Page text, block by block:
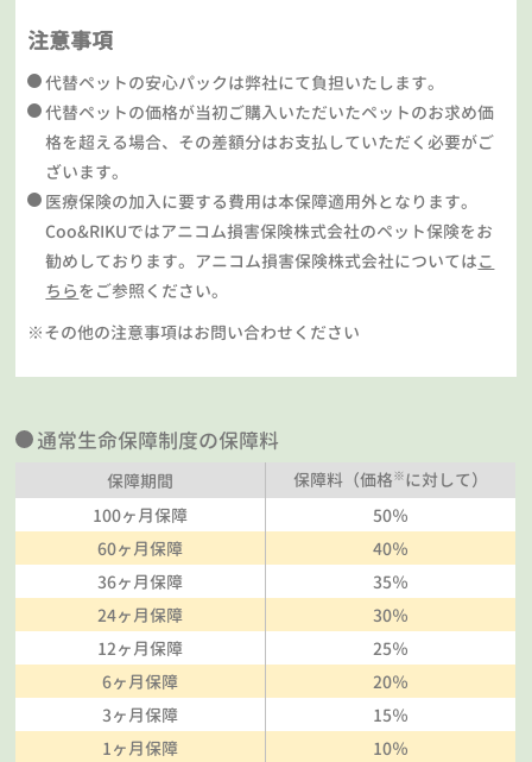
注意事項
代替ペットの安心パックは弊社にて負担いたします。
代替ペットの価格が当初ご購入いただいたペットのお求め価
格を超える場合、その差額分はお支払していただく必要がご
ざいます。
医療保険の加入に要する費用は本保障適用外となります。
Coo&RIKUではアニコム損害保険株式会社のペット保険をお
勧めしております。アニコム損害保険株式会社についてはこ
ちらをご参照ください。
※その他の注意事項はお問い合わせください
通常生命保障制度の保障料
保障期間 保障料（価格※に対して）
100ヶ月保障
50％
60ヶ月保障
40％
36ヶ月保障
35％
24ヶ月保障
30％
12ヶ月保障
25％
6ヶ月保障
20％
3ヶ月保障
15％
1ヶ月保障
10％